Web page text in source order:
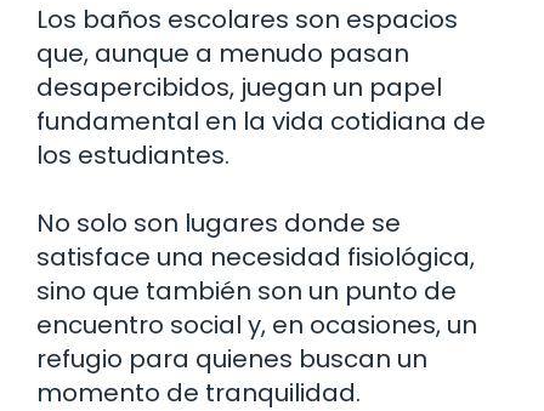
Los baños escolares son espacios
que, aunque a menudo pasan
desapercibidos, juegan un papel
fundamental en la vida cotidiana de
los estudiantes.
No solo son lugares donde se
satisface una necesidad fisiológica,
sino que también son un punto de
encuentro social y, en ocasiones, un
refugio para quienes buscan un
momento de tranquilidad.